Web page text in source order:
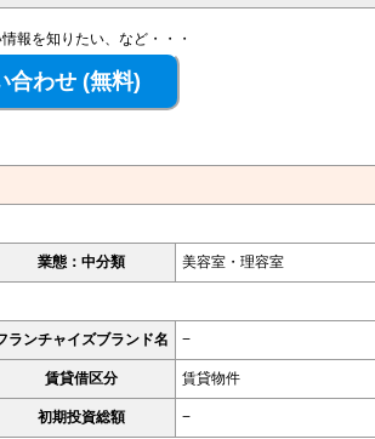
報を知りたい、など・・・
業態：中分類 美容室・理容室
ランチャイズブランド名 −
賃貸借区分 賃貸物件
初期投資総額 −